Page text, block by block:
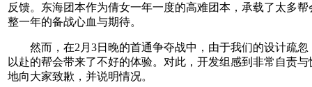
反馈。东海团本作为倩女一年一度的高难团本，承载了太多
整一年的备战心血与期待。
然而，在2月3日晚的首通争夺战中，由于我们的设计疏忽
以赴的帮会带来了不好的体验。对此，开发组感到非常自责
地向大家致歉，并说明情况。